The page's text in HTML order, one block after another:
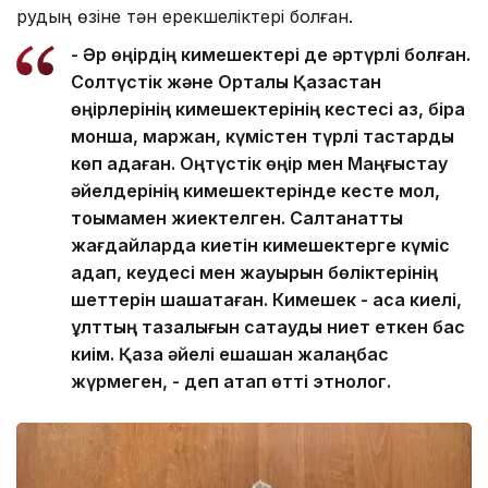
рудың өзіне тән ерекшеліктері болған.
- Әр өңірдің кимешектері де әртүрлі болған.
Солтүстік және Орталық Қазақстан
өңірлерінің кимешектерінің кестесі аз, бірақ
моншақ, маржан, күмістен түрлі тастарды
көп қадаған. Оңтүстік өңір мен Маңғыстау
әйелдерінің кимешектерінде кесте мол,
тоқымамен жиектелген. Салтанатты
жағдайларда киетін кимешектерге күміс
қадап, кеудесі мен жауырын бөліктерінің
шеттерін шашақтаған. Кимешек - аса киелі,
ұлттың тазалығын сақтауды ниет еткен бас
киім. Қазақ әйелі ешқашан жалаңбас
жүрмеген, - деп атап өтті этнолог.